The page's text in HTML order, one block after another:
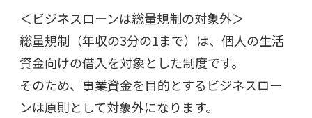
＜ビジネスローンは総量規制の対象外＞
総量規制（年収の3分の1まで）は、個人の生活
資金向けの借入を対象とした制度です。
そのため、事業資金を目的とするビジネスロー
ンは原則として対象外になります。